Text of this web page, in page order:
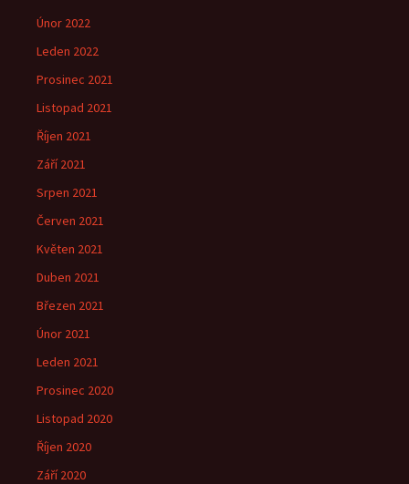
Únor 2022
Leden 2022
Prosinec 2021
Listopad 2021
Říjen 2021
Září 2021
Srpen 2021
Červen 2021
Květen 2021
Duben 2021
Březen 2021
Únor 2021
Leden 2021
Prosinec 2020
Listopad 2020
Říjen 2020
Září 2020